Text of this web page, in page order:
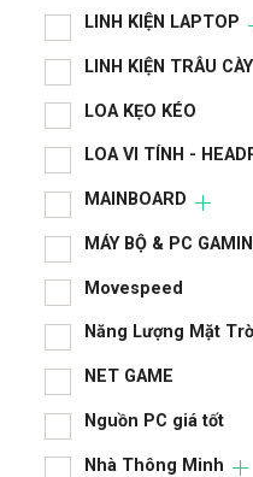
LINH KIỆN LAPTOP
LINH KIỆN TRÂU CÀY
LOA KẸO KÉO
LOA VI TÍNH -
MAINBOARD
MÁY BỘ & PC
Movespeed
Năng Lượng Mặt
NET GAME
Nguồn PC giá tốt
Nhà Thông Minh